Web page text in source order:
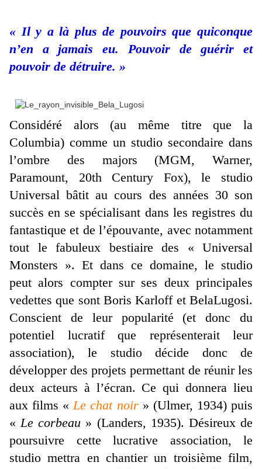
« Il y a là plus de pouvoirs que quiconque
n’en a jamais eu. Pouvoir de guérir et
pouvoir de détruire. »
Considéré alors (au même titre que la
Columbia) comme un studio secondaire dans
l’ombre des majors (MGM, Warner,
Paramount, 20th Century Fox), le studio
Universal bâtit au cours des années 30 son
succès en se spécialisant dans les registres du
fantastique et de l’épouvante, avec notamment
tout le fabuleux bestiaire des « Universal
Monsters ». Et dans ce domaine, le studio
peut alors compter sur ses deux principales
vedettes que sont Boris Karloff et BelaLugosi.
Conscient de leur popularité (et donc du
potentiel lucratif que représenterait leur
association), le studio décide donc de
développer des projets permettant de réunir les
deux acteurs à l’écran. Ce qui donnera lieu
aux films «Le chat noir» (Ulmer, 1934) puis
«Le corbeau » (Landers, 1935). Désireux de
poursuivre cette lucrative association, le
studio mettra en chantier un troisième film,